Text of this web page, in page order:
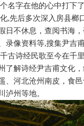
名字在他的心中打下
,先后多次深入房县榔
日不休息，查阅书海
录像资料等,搜集尹吉
古诗经民歌至今在千
了解诗经尹吉甫文化
、河北沧州南皮，食
泸州等地。